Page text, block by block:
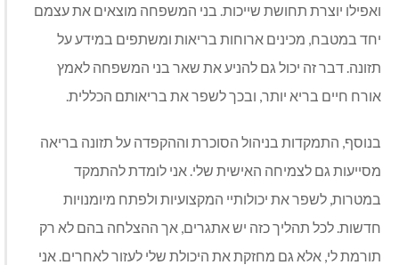
ואפילו יוצרת תחושת שייכות. בני המשפחה מוצאים את עצמם
יחד במטבח, מכינים ארוחות בריאות ומשתפים במידע על
תזונה. דבר זה יכול גם להניע את שאר בני המשפחה לאמץ
אורח חיים בריא יותר, ובכך לשפר את בריאותם הכללית.
בנוסף, התמקדות בניהול הסוכרת וההקפדה על תזונה בריאה
מסייעות גם לצמיחה האישית שלי. אני לומדת להתמקד
במטרות, לשפר את יכולותיי המקצועיות ולפתח מיומנויות
חדשות. לכל תהליך כזה יש אתגרים, אך ההצלחה בהם לא רק
תורמת לי, אלא גם מחזקת את היכולת שלי לעזור לאחרים. אני